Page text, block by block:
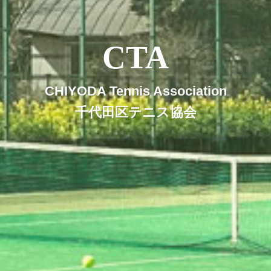
CTA
CHIYODA Tennis Association
千代田区テニス協会